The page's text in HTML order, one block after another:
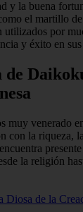
y la buena
el martillo
utilizados por
y éxito en
muy venerado
con la riqueza,
la religión
Diosa de la